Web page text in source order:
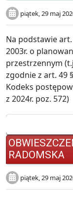
piątek, 29 maj
Na podstawie
2003r. o
przestrzennym
zgodnie z art. 49
Kodeks
z 2024r. poz. 572)
RADOMSKA
piątek, 29 maj